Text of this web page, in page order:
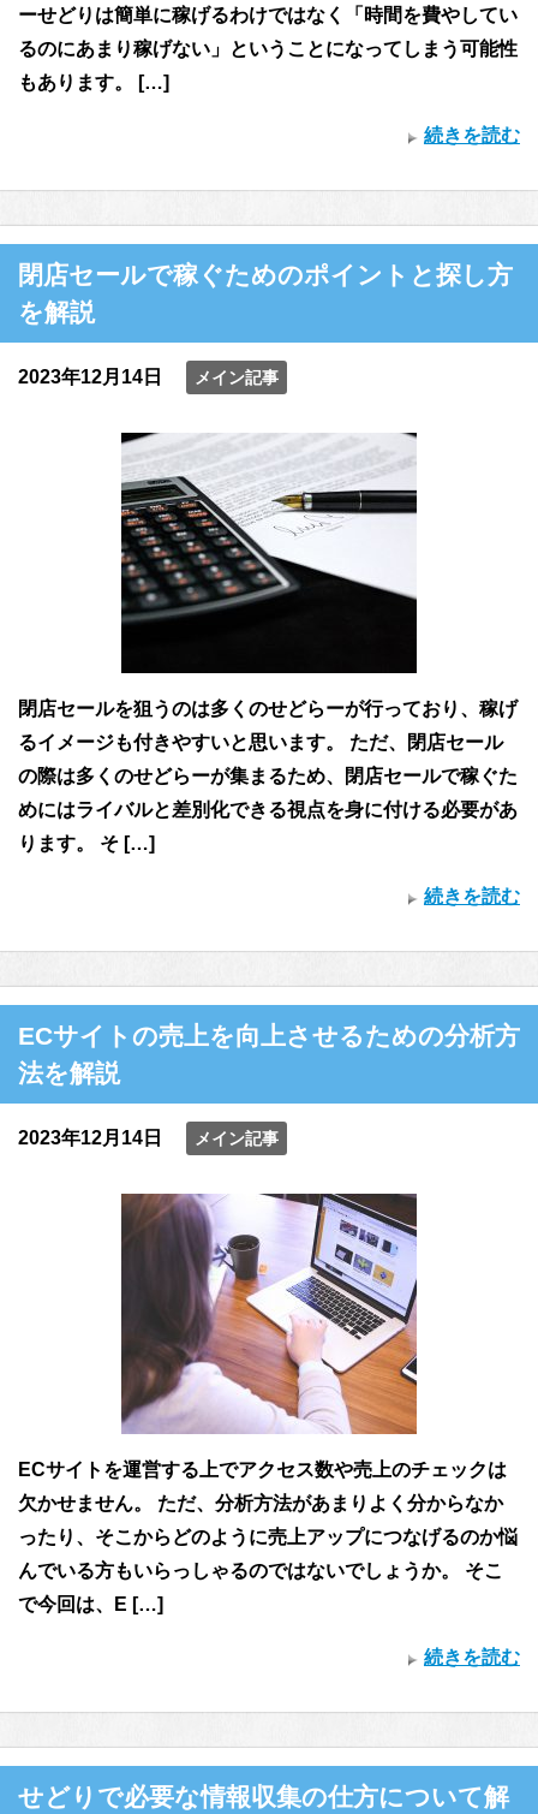
ーせどりは簡単に稼げるわけではなく「時間を費やしてい
るのにあまり稼げない」ということになってしまう可能性
もあります。 […]
続きを読む
閉店セールで稼ぐためのポイントと探し方
を解説
2023年12月14日 メイン記事
閉店セールを狙うのは多くのせどらーが行っており、稼げ
るイメージも付きやすいと思います。 ただ、閉店セール
の際は多くのせどらーが集まるため、閉店セールで稼ぐた
めにはライバルと差別化できる視点を身に付ける必要があ
ります。 そ […]
続きを読む
ECサイトの売上を向上させるための分析方
法を解説
2023年12月14日 メイン記事
ECサイトを運営する上でアクセス数や売上のチェックは
欠かせません。 ただ、分析方法があまりよく分からなか
ったり、そこからどのように売上アップにつなげるのか悩
んでいる方もいらっしゃるのではないでしょうか。 そこ
で今回は、E […]
続きを読む
せどりで必要な情報収集の仕方について解